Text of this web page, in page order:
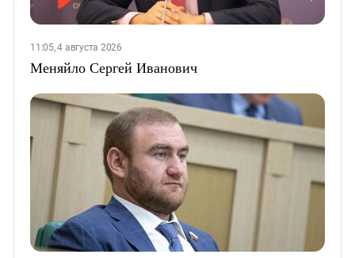
11:05, 4 августа 2026
Меняйло Сергей Иванович